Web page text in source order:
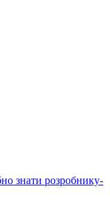
знати розробнику-